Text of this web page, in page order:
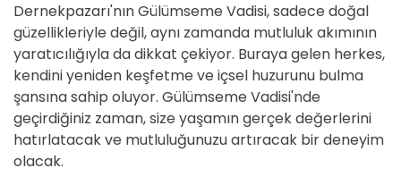
Dernekpazarı'nın Gülümseme Vadisi, sadece doğal
güzellikleriyle değil, aynı zamanda mutluluk akımının
yaratıcılığıyla da dikkat çekiyor. Buraya gelen herkes,
kendini yeniden keşfetme ve içsel huzurunu bulma
şansına sahip oluyor. Gülümseme Vadisi'nde
geçirdiğiniz zaman, size yaşamın gerçek değerlerini
hatırlatacak ve mutluluğunuzu artıracak bir deneyim
olacak.